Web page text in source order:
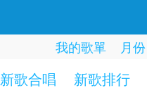
我的歌單 月份
新歌合唱 新歌排行